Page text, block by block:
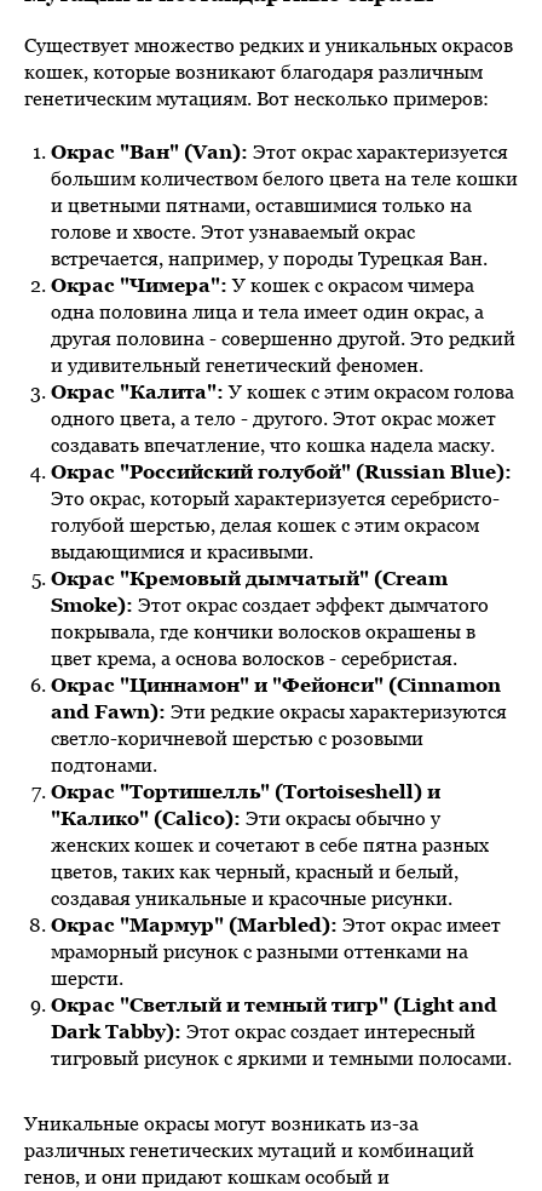
Существует множество редких и уникальных окрасов
кошек, которые возникают благодаря различным
генетическим мутациям. Вот несколько примеров:
Окрас "Ван" (Van): Этот окрас характеризуется
большим количеством белого цвета на теле кошки
и цветными пятнами, оставшимися только на
голове и хвосте. Этот узнаваемый окрас
встречается, например, у породы Турецкая Ван.
Окрас "Чимера": У кошек с окрасом чимера
одна половина лица и тела имеет один окрас, а
другая половина - совершенно другой. Это редкий
и удивительный генетический феномен.
Окрас "Калита": У кошек с этим окрасом голова
одного цвета, а тело - другого. Этот окрас может
создавать впечатление, что кошка надела маску.
Окрас "Российский голубой" (Russian Blue):
Это окрас, который характеризуется серебристо-
голубой шерстью, делая кошек с этим окрасом
выдающимися и красивыми.
Окрас "Кремовый дымчатый" (Cream
Smoke): Этот окрас создает эффект дымчатого
покрывала, где кончики волосков окрашены в
цвет крема, а основа волосков - серебристая.
Окрас "Циннамон" и "Фейонси" (Cinnamon
and Fawn): Эти редкие окрасы характеризуются
светло-коричневой шерстью с розовыми
подтонами.
Окрас "Тортишелль" (Tortoiseshell) и
"Калико" (Calico): Эти окрасы обычно у
женских кошек и сочетают в себе пятна разных
цветов, таких как черный, красный и белый,
создавая уникальные и красочные рисунки.
Окрас "Мармур" (Marbled): Этот окрас имеет
мраморный рисунок с разными оттенками на
шерсти.
Окрас "Светлый и темный тигр" (Light and
Dark Tabby): Этот окрас создает интересный
тигровый рисунок с яркими и темными полосами.
Уникальные окрасы могут возникать из-за
различных генетических мутаций и комбинаций
генов, и они придают кошкам особый и